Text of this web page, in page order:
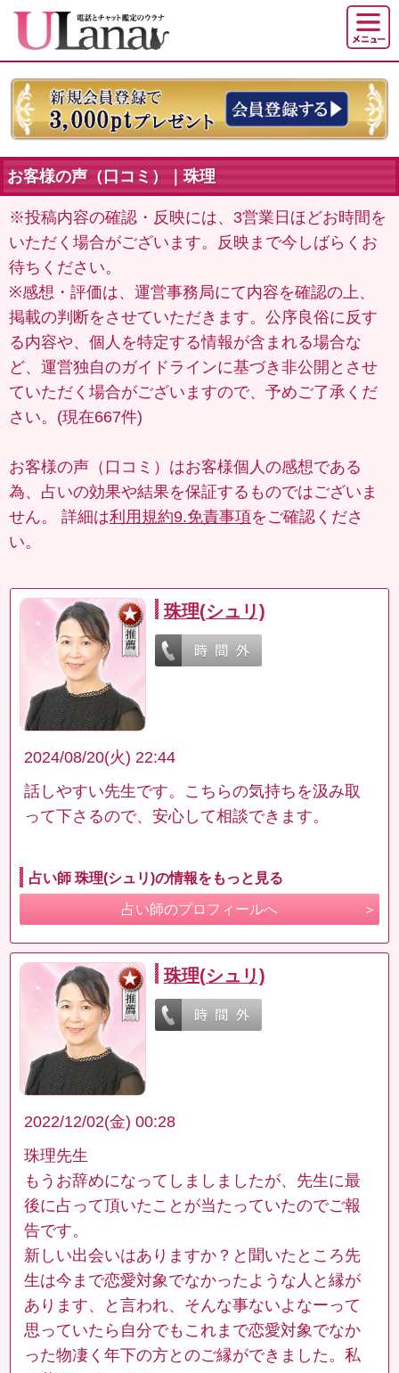
お客様の声（口コミ）｜珠理
※投稿内容の確認・反映には、3営業日ほどお時間を
いただく場合がございます。反映まで今しばらくお
待ちください。
※感想・評価は、運営事務局にて内容を確認の上、
掲載の判断をさせていただきます。公序良俗に反す
る内容や、個人を特定する情報が含まれる場合な
ど、運営独自のガイドラインに基づき非公開とさせ
ていただく場合がございますので、予めご了承くだ
さい。(現在667件)
お客様の声（口コミ）はお客様個人の感想である
為、占いの効果や結果を保証するものではございま
せん。 詳細は利用規約9.免責事項をご確認くださ
い。
珠理(シュリ)
2024/08/20(火) 22:44
話しやすい先生です。こちらの気持ちを汲み取
って下さるので、安心して相談できます。
占い師 珠理(シュリ)の情報をもっと見る
占い師のプロフィールへ
珠理(シュリ)
2022/12/02(金) 00:28
珠理先生
もうお辞めになってしましましたが、先生に最
後に占って頂いたことが当たっていたのでご報
告です。
新しい出会いはありますか？と聞いたところ先
生は今まで恋愛対象でなかったような人と縁が
あります、と言われ、そんな事ないよなーって
思っていたら自分でもこれまで恋愛対象でなか
った物凄く年下の方とのご縁ができました。私